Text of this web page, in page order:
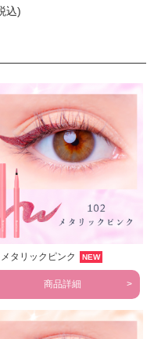
込)
タリックピンク NEW
商品詳細